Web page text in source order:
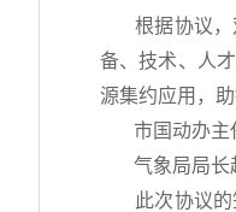
根据协议，
备、技术、人
源集约应用，
市国动办主
气象局局长
此次协议的